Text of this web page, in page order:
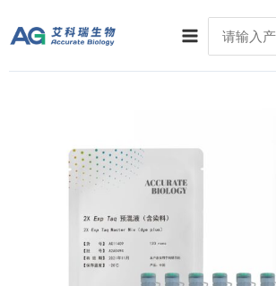
容
Main
Menu
for: